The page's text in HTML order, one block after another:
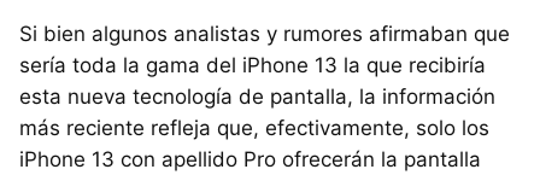
Si bien algunos analistas y rumores afirmaban que
sería toda la gama del iPhone 13 la que recibiría
esta nueva tecnología de pantalla, la información
más reciente refleja que, efectivamente, solo los
iPhone 13 con apellido Pro ofrecerán la pantalla